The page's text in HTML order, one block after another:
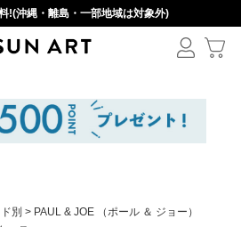
!(沖縄・離島・一部地域は対象外)
別
PAUL & JOE （ポール ＆ ジョー）